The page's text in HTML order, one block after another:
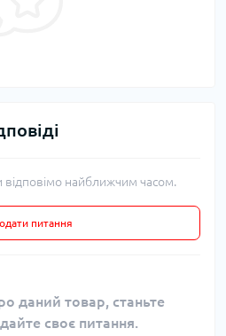
відповімо найближчим часом.
питання
даний товар, станьте
своє питання.